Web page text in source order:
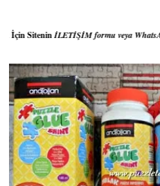
formu veya WhatsAppÜzerinden Bana